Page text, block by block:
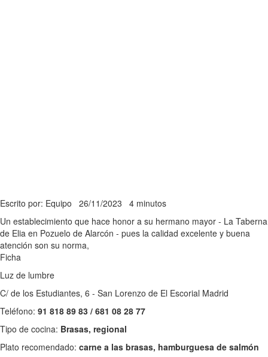
Escrito por: Equipo 26/11/2023 4 minutos
Un establecimiento que hace honor a su hermano mayor - La Taberna
de Elia en Pozuelo de Alarcón - pues la calidad excelente y buena
atención son su norma,
Ficha
Luz de lumbre
C/ de los Estudiantes, 6 - San Lorenzo de El Escorial Madrid
Teléfono: 91 818 89 83 / 681 08 28 77
Tipo de cocina: Brasas, regional
Plato recomendado: carne a las brasas, hamburguesa de salmón